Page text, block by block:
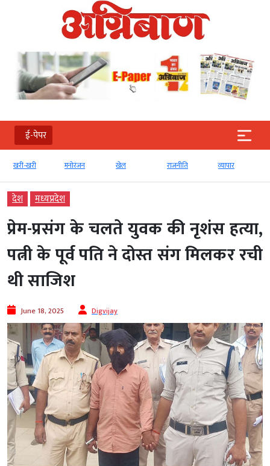
ई-पेपर
खरी-खरी मनोरंजन खेल राजनीति व्‍यापार
देश मध्‍यप्रदेश
प्रेम-प्रसंग के चलते युवक की नृशंस हत्या,
पत्नी के पूर्व पति ने दोस्त संग मिलकर रची
थी साजिश
June 18, 2025 Digvijay